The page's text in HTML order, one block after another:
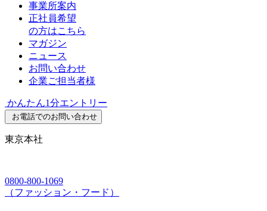
事業所案内
正社員希望
の方はこちら
マガジン
ニュース
お問い合わせ
企業ご担当者様
かんたん1分エントリー
お電話でのお問い合わせ
東京本社
0800-800-1069
（ファッション・フード）